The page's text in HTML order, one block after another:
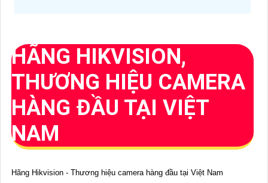
HÃNG HIKVISION,
THƯƠNG HIỆU CAMERA
HÀNG ĐẦU TẠI VIỆT
NAM
Hãng Hikvision - Thương hiệu camera hàng đầu tại Việt Nam